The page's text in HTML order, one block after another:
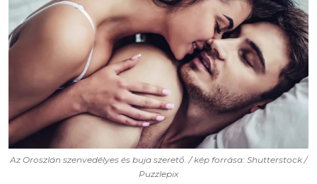
Az Oroszlán szenvedélyes és buja szerető. / kép forrása: Shutterstock /
Puzzlepix